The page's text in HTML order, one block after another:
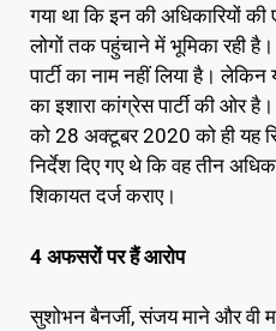
गया था कि इन की अधिकारियों की
लोगों तक पहुंचाने में भूमिका रही
पार्टी का नाम नहीं लिया है।
का इशारा कांग्रेस पार्टी की ओर
को 28 अक्टूबर 2020 को ही यह
निर्देश दिए गए थे कि वह तीन
शिकायत दर्ज कराए।
4 अफसरों पर हैं आरोप
सुशोभन बैनर्जी, संजय माने और वी